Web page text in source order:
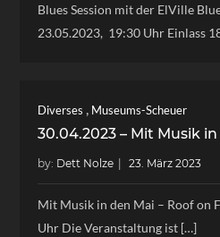
Blues Session mit der ElVille
23.05.2023, 19:30 Uhr Einlass
Diverses , Museums-Scheuer
30.04.2023 – Mit Musik
by: Dett Nolze
Mit Musik in den Mai – Roof on
Uhr Die Veranstaltung ist […]